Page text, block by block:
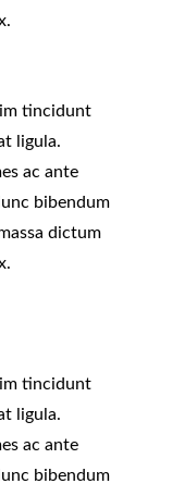
tincidunt
ligula.
ac ante
bibendum
dictum
tincidunt
ligula.
ac ante
bibendum